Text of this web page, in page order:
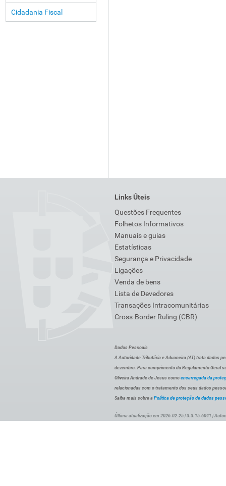
Cidadania Fiscal
Links Úteis
Questões Frequentes
Folhetos Informativos
Manuais e guias
Estatísticas
Segurança e Privacidade
Ligações
Venda de bens
Lista de Devedores
Transações Intracomunitárias
Cross-Border Ruling (CBR)
Dados Pessoais
A Autoridade Tributária e Aduaneira (AT) trata dados
dezembro. Para cumprimento do Regulamento Geral
Oliveira Andrade de Jesus como encarregada da
relacionadas com o tratamento dos seus dados
Saiba mais sobre a Política de proteção de dados
Última atualização em 2026-02-25 | 3.3.15-6041 |